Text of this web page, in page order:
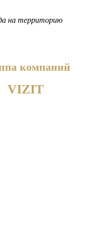
на территорию
компаний
VIZIT